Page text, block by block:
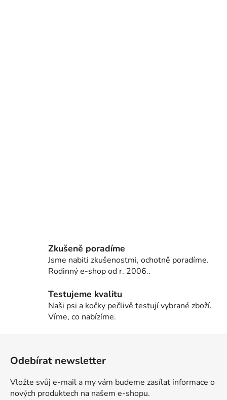
Zkušeně poradíme
Jsme nabiti zkušenostmi, ochotně poradíme.
Rodinný e-shop od r. 2006..
Testujeme kvalitu
Naši psi a kočky pečlivě testují vybrané zboží.
Víme, co nabízíme.
Odebírat newsletter
Vložte svůj e-mail a my vám budeme zasílat informace o
nových produktech na našem e-shopu.